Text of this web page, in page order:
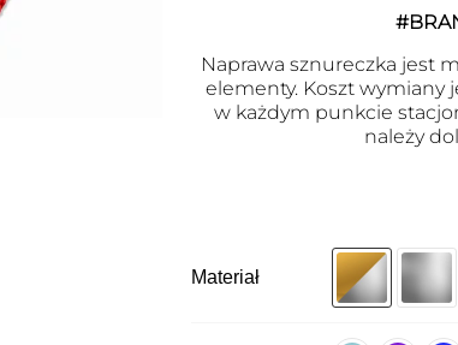
Naprawa sznureczka jest
elementy. Koszt wymiany
w każdym punkcie
należy
Materiał